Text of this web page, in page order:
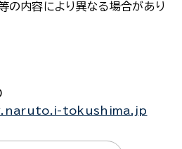
の内容により異なる場合があり
tokushima.jp